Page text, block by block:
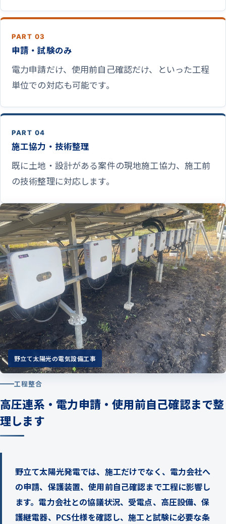
PART 03
申請・試験のみ
電力申請だけ、使用前自己確認だけ、といった工程
単位での対応も可能です。
PART 04
施工協力・技術整理
既に土地・設計がある案件の現地施工協力、施工前
の技術整理に対応します。
野立て太陽光の電気設備工事
工程整合
高圧連系・電力申請・使用前自己確認まで整
理します
野立て太陽光発電では、施工だけでなく、電力会社へ
の申請、保護装置、使用前自己確認まで工程に影響し
ます。電力会社との協議状況、受電点、高圧設備、保
護継電器、PCS仕様を確認し、施工と試験に必要な条